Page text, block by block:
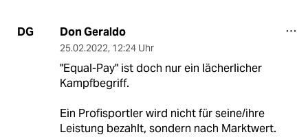
DG Don Geraldo
25.02.2022, 12:24 Uhr
"Equal-Pay" ist doch nur ein lächerlicher
Kampfbegriff.
Ein Profisportler wird nicht für seine/ihre
Leistung bezahlt, sondern nach Marktwert.